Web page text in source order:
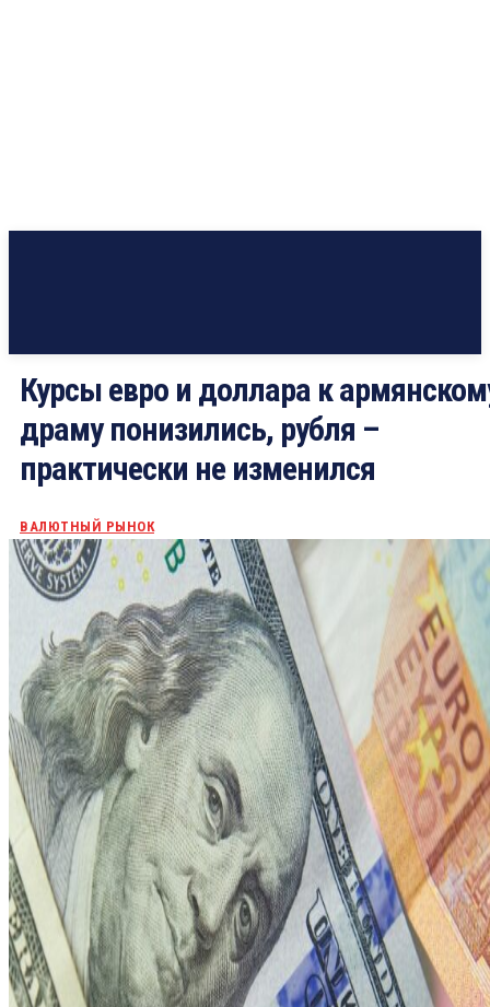
Курсы евро и доллара к
драму понизились, рубля –
практически не изменился
ВАЛЮТНЫЙ РЫНОК